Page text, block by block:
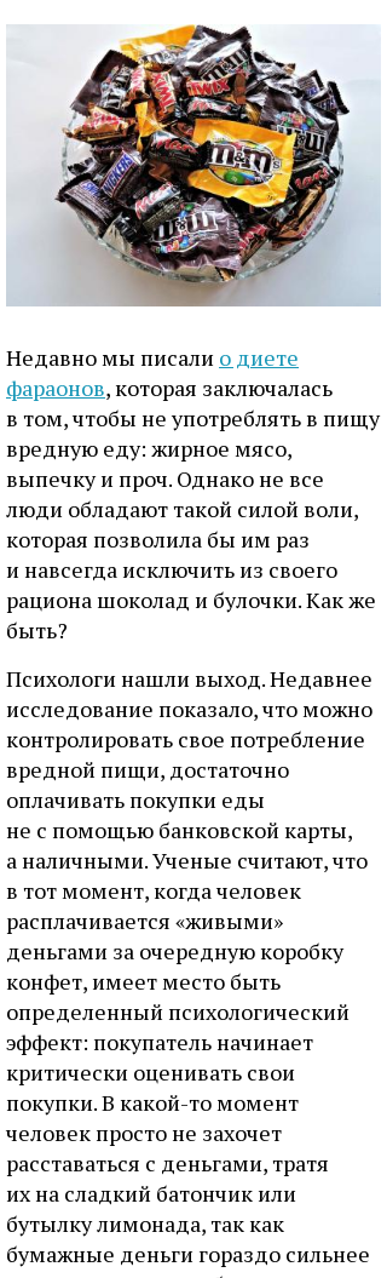
Недавно мы писали о диете
фараонов, которая заключалась
в том, чтобы не употреблять в пищу
вредную еду: жирное мясо,
выпечку и проч. Однако не все
люди обладают такой силой воли,
которая позволила бы им раз
и навсегда исключить из своего
рациона шоколад и булочки. Как же
быть?
Психологи нашли выход. Недавнее
исследование показало, что можно
контролировать свое потребление
вредной пищи, достаточно
оплачивать покупки еды
не с помощью банковской карты,
а наличными. Ученые считают, что
в тот момент, когда человек
расплачивается «живыми»
деньгами за очередную коробку
конфет, имеет место быть
определенный психологический
эффект: покупатель начинает
критически оценивать свои
покупки. В какой-то момент
человек просто не захочет
расставаться с деньгами, тратя
их на сладкий батончик или
бутылку лимонада, так как
бумажные деньги гораздо сильнее